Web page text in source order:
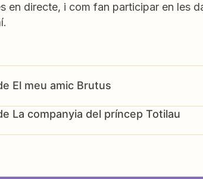
en directe, i com fan participar en les
El meu amic Brutus
La companyia del príncep Totilau